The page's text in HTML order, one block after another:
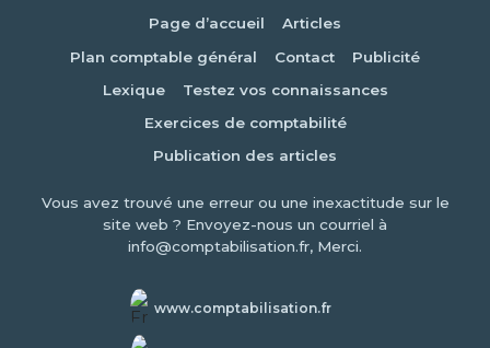
Page d’accueil
Articles
Plan comptable général
Contact
Publicité
Lexique
Testez vos connaissances
Exercices de comptabilité
Publication des articles
Vous avez trouvé une erreur ou une inexactitude sur le
site web ? Envoyez-nous un courriel à
info@comptabilisation.fr, Merci.
www.comptabilisation.fr